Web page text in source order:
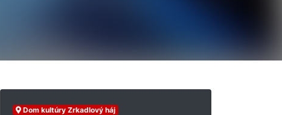
Dom kultúry Zrkadlový háj